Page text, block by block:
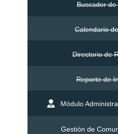
Buscador de
Calendario
Directorio de
Reporte de
Módulo
Gestión de